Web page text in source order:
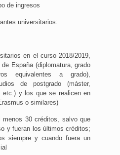
de ingresos
universitarios:
en el curso 2018/2019,
España (diplomatura, grado
equivalentes a grado),
de postgrado (máster,
etc.) y los que se realicen en
o similares)
menos 30 créditos, salvo que
y fueran los últimos créditos;
siempre y cuando fuera un